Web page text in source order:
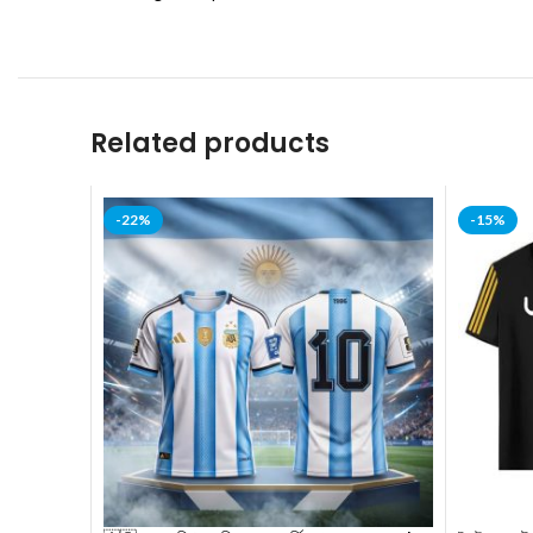
Related products
-22% -15%